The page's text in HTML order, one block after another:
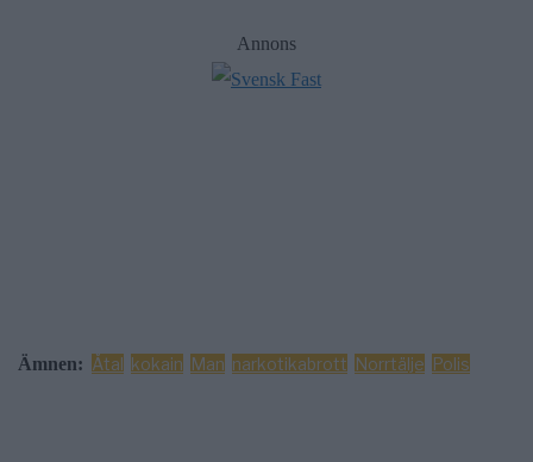
Annons
Ämnen: Åtal kokain Man narkotikabrott Norrtälje Polis